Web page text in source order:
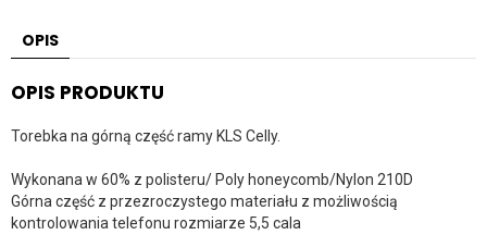
OPIS
OPIS PRODUKTU
Torebka na górną część ramy KLS Celly.
Wykonana w 60% z polisteru/ Poly honeycomb/Nylon 210D
Górna część z przezroczystego materiału z możliwością
kontrolowania telefonu rozmiarze 5,5 cala